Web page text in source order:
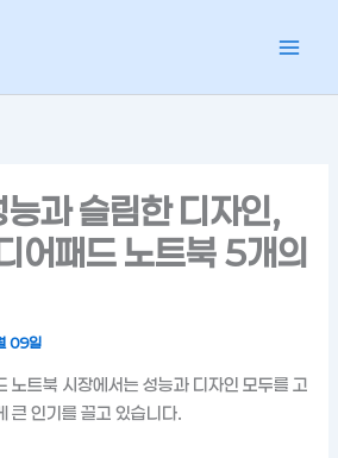
과 슬림한 디자인,
어패드 노트북 5개의
09일
노트북 시장에서는 성능과 디자인 모두를 고
큰 인기를 끌고 있습니다.